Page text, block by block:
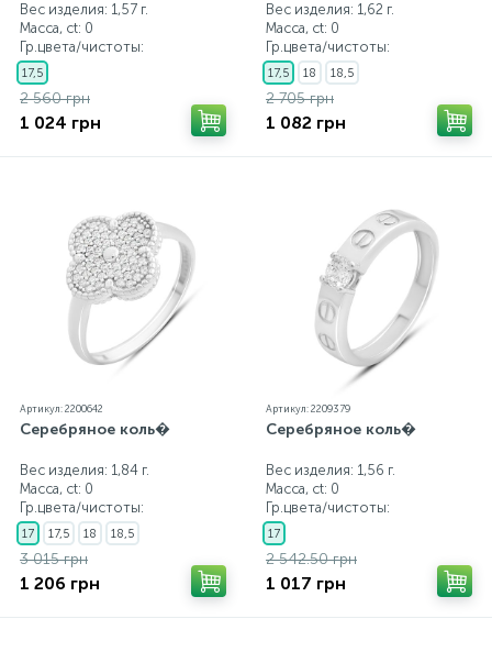
Вес изделия: 1,57 г.
Масса, ct: 0
Гр.цвета/чистоты:
17,5
2 560 грн
1 024 грн
Вес изделия: 1,62 г.
Масса, ct: 0
Гр.цвета/чистоты:
17,5 18 18,5
2 705 грн
1 082 грн
Артикул: 2200642
Серебряное коль�
Вес изделия: 1,84 г.
Масса, ct: 0
Гр.цвета/чистоты:
17 17,5 18 18,5
3 015 грн
1 206 грн
Артикул: 2209379
Серебряное коль�
Вес изделия: 1,56 г.
Масса, ct: 0
Гр.цвета/чистоты:
17
2 542.50 грн
1 017 грн